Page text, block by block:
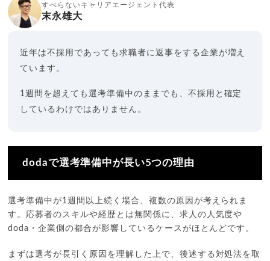
すべらないキャリアエージェント代表
末永雄大
近年は不採用であっても求職者に返事をする企業が増え
ています。
1週間を超えても選考準備中のままでも、不採用と確定
しているわけではありません。
dodaで選考準備中が長い5つの理由
選考準備中が1週間以上続く場合、複数の原因が考えられま
す。応募者のスキルや経歴とは無関係に、求人の人気度や
doda・企業側の都合が影響しているケースがほとんどです。
まずは選考が長引く原因を理解した上で、後述する対処法を取